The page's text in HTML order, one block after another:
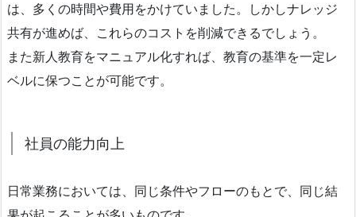
は、多くの時間や費用をかけていました。しかしナレッジ
共有が進めば、これらのコストを削減できるでしょう。
また新人教育をマニュアル化すれば、教育の基準を一定レ
ベルに保つことが可能です。
社員の能力向上
日常業務においては、同じ条件やフローのもとで、同じ結